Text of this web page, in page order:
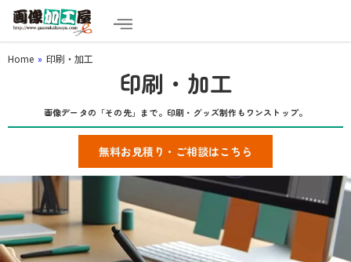
Home » 印刷・加工
印刷・加工
画像データの「その先」まで。印刷・グッズ制作もワンストップ。
無料お見積り・ご相談はこちら